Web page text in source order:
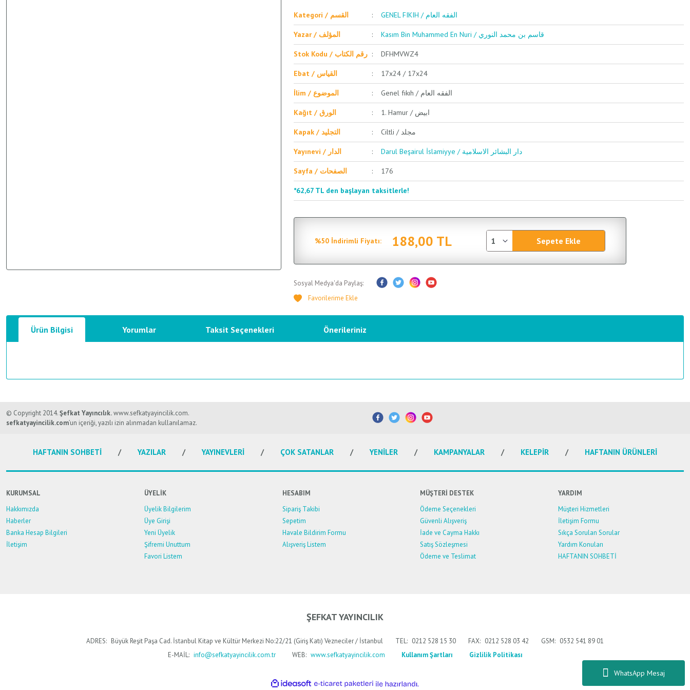
WhatsApp Mesaj
Kategori / القسم GENEL FIKIH / الفقه العام
Yazar / المؤلف Kasım Bin Muhammed En Nuri / قاسم بن محمد النوري
Stok Kodu / رقم الكتاب DFHMVWZ4
Ebat / القياس 17x24 / 17x24
İlim / الموضوع Genel fıkıh / الفقه العام
Kağıt / الورق 1. Hamur / ابيض
Kapak / التجليد Ciltli / مجلد
Yayınevi / الدار Darul Beşairul İslamiyye / دار البشائر الاسلامية
Sayfa / الصفحات 176
*62,67 TL den başlayan taksitlerle!
%50 İndirimli Fiyatı: 188,00 TL Sepete Ekle
Sosyal Medya'da Paylaş:
Ürün Bilgisi Yorumlar Taksit Seçenekleri Önerileriniz
Bu ürüne ilk yorumu siz yapın!
Yorum Yaz
Görüş ve önerileriniz için teşekkür ederiz.
Ürün açıklamasında eksik bilgiler bulunuyor.
Bu ürüne benzer farklı alternatifler olmalı.
© Copyright 2014.Şefkat Yayıncılık.www.sefkatyayincilik.com.
sefkatyayincilik.com’un içeriği, yazılı izin alınmadan kullanılamaz.
HAFTANIN SOHBETİ YAZILAR YAYINEVLERİ ÇOK SATANLAR YENİLER KAMPANYALAR KELEPİR HAFTANIN ÜRÜNLERİ
KURUMSAL
Hakkımızda
Haberler
Banka Hesap Bilgileri
İletişim
ÜYELİK
Üyelik Bilgilerim
Üye Girişi
Yeni Üyelik
Şifremi Unuttum
Favori Listem
HESABIM
Sipariş Takibi
Sepetim
Havale Bildirim Formu
Alışveriş Listem
MÜŞTERİ DESTEK
Ödeme Seçenekleri
Güvenli Alışveriş
İade ve Cayma Hakkı
Satış Sözleşmesi
Ödeme ve Teslimat
YARDIM
Müşteri Hizmetleri
İletişim Formu
Sıkça Sorulan Sorular
Yardım Konuları
HAFTANIN SOHBETİ
ŞEFKAT YAYINCILIK
ADRES: Büyük Reşit Paşa Cad. İstanbul Kitap ve Kültür Merkezi No:22/21 (Giriş Katı) Vezneciler / İstanbul TEL: 0212 528 15 30 FAX: 0212 528 03 42 GSM: 0532 541 89 01
E-MAİL: info@sefkatyayincilik.com.tr WEB: www.sefkatyayincilik.com Kullanım Şartları Gizlilik Politikası
ideasoft
e-